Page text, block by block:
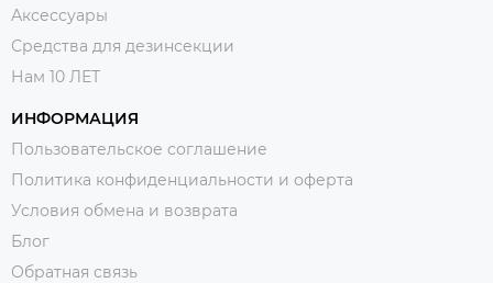
Аксессуары
Средства для дезинсекции
Нам 10 ЛЕТ
ИНФОРМАЦИЯ
Пользовательское соглашение
Политика конфиденциальности и оферта
Условия обмена и возврата
Блог
Обратная связь